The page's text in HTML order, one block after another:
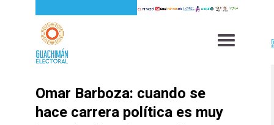
Omar Barboza: cuando se
hace carrera política es muy